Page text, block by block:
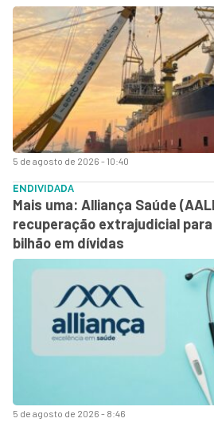
5 de agosto de 2026 - 10:40
5 de agosto de 2026 - 8:46
ENDIVIDADA
Mais uma: Alliança Saúde
recuperação extrajudicial para
bilhão em dívidas